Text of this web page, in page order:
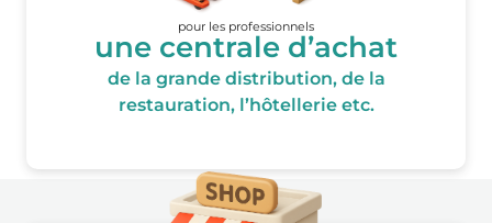
pour les professionnels
une centrale d’achat
de la grande distribution, de la
restauration, l’hôtellerie etc.